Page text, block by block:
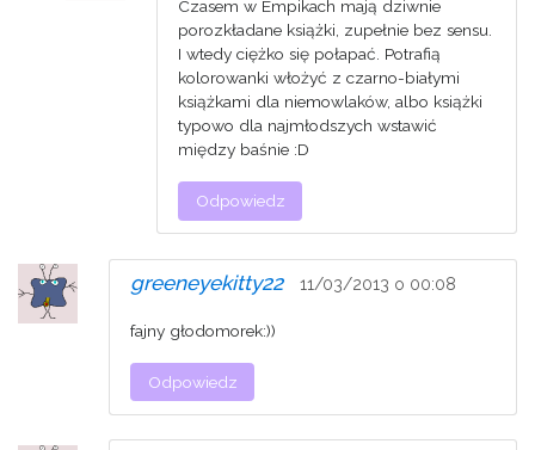
Czasem w Empikach mają dziwnie
porozkładane książki, zupełnie bez sensu.
I wtedy ciężko się połapać. Potrafią
kolorowanki włożyć z czarno-białymi
książkami dla niemowlaków, albo książki
typowo dla najmłodszych wstawić
między baśnie :D
Odpowiedz
greeneyekitty22 11/03/2013 o 00:08
fajny głodomorek:))
Odpowiedz